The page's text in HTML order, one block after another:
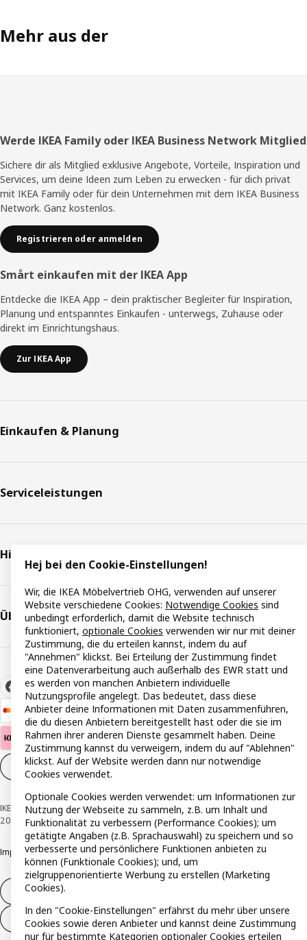
Mehr aus der
Fußzeile
Werde IKEA Family oder IKEA Business Network Mitglied
Sichere dir als Mitglied exklusive Angebote, Vorteile, Inspiration und
Services, um deine Ideen zum Leben zu erwecken - für dich privat
mit IKEA Family oder für dein Unternehmen mit dem IKEA Business
Network. Ganz kostenlos.
Registrieren oder anmelden
Smårt einkaufen mit der IKEA App
Entdecke die IKEA App – dein praktischer Begleiter für Inspiration,
Planung und entspanntes Einkaufen - unterwegs, Zuhause oder
direkt im Einrichtungshaus.
Zur IKEA App
Einkaufen & Planung
Serviceleistungen
Hilfe & Support
Über IKEA
Cookie-Einstellungen DE
IKEA Österreich - Südring, 2334 Vösendorf © Inter IKEA Systems B.V. 1999-
2026
ImpressumDatenschutzerklärungCookie RichtlinieResponsible Disclosure
Widerruf / Rückgabe
Widerrufsrecht ausüben (Services)
Hej bei den Cookie-Einstellungen!
Wir, die IKEA Möbelvertrieb OHG, verwenden auf unserer
Website verschiedene Cookies: Notwendige Cookies sind
unbedingt erforderlich, damit die Website technisch
funktioniert, optionale Cookies verwenden wir nur mit deiner
Zustimmung, die du erteilen kannst, indem du auf
"Annehmen" klickst. Bei Erteilung der Zustimmung findet
eine Datenverarbeitung auch außerhalb des EWR statt und
es werden von manchen Anbietern individuelle
Nutzungsprofile angelegt. Das bedeutet, dass diese
Anbieter deine Informationen mit Daten zusammenführen,
die du diesen Anbietern bereitgestellt hast oder die sie im
Rahmen ihrer anderen Dienste gesammelt haben. Deine
Zustimmung kannst du verweigern, indem du auf "Ablehnen"
klickst. Auf der Website werden dann nur notwendige
Cookies verwendet.
Optionale Cookies werden verwendet: um Informationen zur
Nutzung der Webseite zu sammeln, z.B. um Inhalt und
Funktionalität zu verbessern (Performance Cookies); um
getätigte Angaben (z.B. Sprachauswahl) zu speichern und so
verbesserte und persönlichere Funktionen anbieten zu
können (Funktionale Cookies); und, um
zielgruppenorientierte Werbung zu erstellen (Marketing
Cookies).
In den "Cookie-Einstellungen" erfährst du mehr über unsere
Cookies sowie deren Anbieter und kannst deine Zustimmung
nur für bestimmte Kategorien optionaler Cookies erteilen